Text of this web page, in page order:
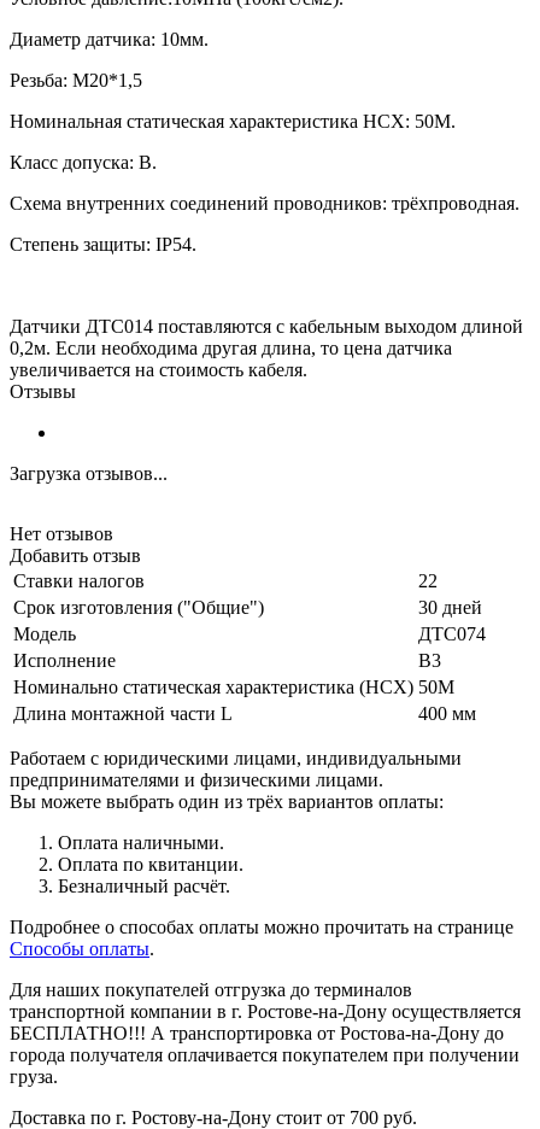
Диаметр датчика: 10мм.
Резьба: М20*1,5
Номинальная статическая характеристика НСХ: 50М.
Класс допуска: В.
Схема внутренних соединений проводников: трёхпроводная.
Степень защиты: IP54.
Датчики ДТС014 поставляются с кабельным выходом длиной
0,2м. Если необходима другая длина, то цена датчика
увеличивается на стоимость кабеля.
Отзывы
Загрузка отзывов...
Нет отзывов
Добавить отзыв
Ставки налогов
22
Срок изготовления ("Общие")
30 дней
Модель
ДТС074
Исполнение
В3
Номинально статическая характеристика (НСХ) 50М
Длина монтажной части L
400 мм
Работаем с юридическими лицами, индивидуальными
предпринимателями и физическими лицами.
Вы можете выбрать один из трёх вариантов оплаты:
Оплата наличными.
Оплата по квитанции.
Безналичный расчёт.
Подробнее о способах оплаты можно прочитать на странице
Способы оплаты.
Для наших покупателей отгрузка до терминалов
транспортной компании в г. Ростове-на-Дону осуществляется
БЕСПЛАТНО!!! А транспортировка от Ростова-на-Дону до
города получателя оплачивается покупателем при получении
груза.
Доставка по г. Ростову-на-Дону стоит от 700 руб.